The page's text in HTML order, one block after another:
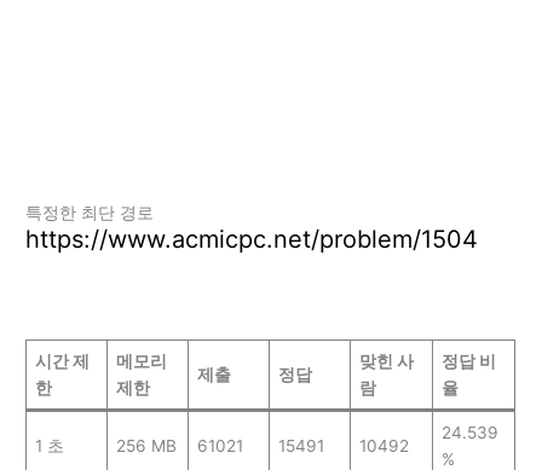
특정한 최단 경로
https://www.acmicpc.net/problem/1504
시간 제
한
메모리
제한
제출 정답
맞힌 사
람
정답 비
율
1 초 256 MB 61021 15491 10492
24.539
%